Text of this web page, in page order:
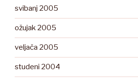
svibanj 2005
ožujak 2005
veljača 2005
studeni 2004